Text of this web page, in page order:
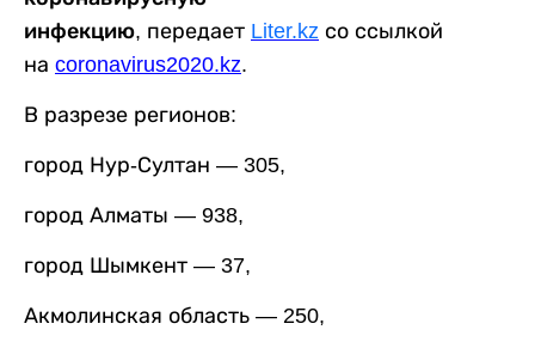
инфекцию, передает Liter.kz со ссылкой
на coronavirus2020.kz.
В разрезе регионов:
город Нур-Султан — 305,
город Алматы — 938,
город Шымкент — 37,
Акмолинская область — 250,